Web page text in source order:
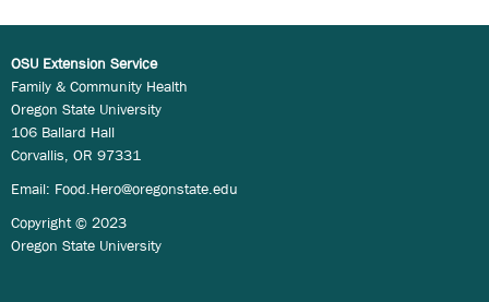
OSU Extension Service
Family & Community Health
Oregon State University
106 Ballard Hall
Corvallis, OR 97331
Email: Food.Hero@oregonstate.edu
Copyright © 2023
Oregon State University